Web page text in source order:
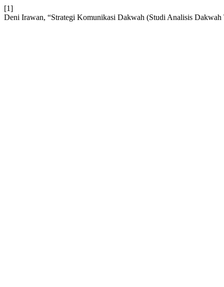
[1]
Deni Irawan, “Strategi Komunikasi Dakwah (Studi Analisis